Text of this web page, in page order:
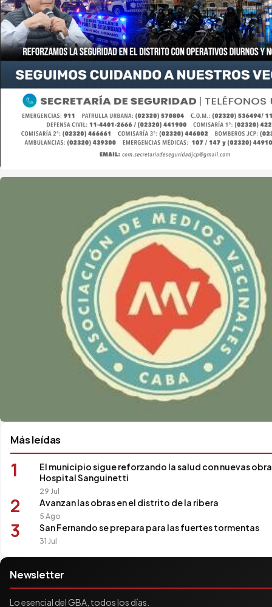
Asociación de Medios Vecinales
Más leídas
1
El municipio sigue reforzando la salud con nuevas
Hospital Sanguinetti
29 Jul
2 Avanzan las obras en el distrito de la ribera
5 Ago
3 San Fernando se prepara para las fuertes tormentas
31 Jul
Newsletter
Lo esencial del GBA, todos los días.